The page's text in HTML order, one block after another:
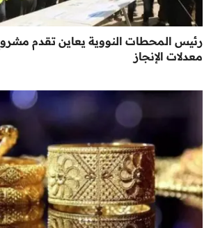
رئيس المحطات النووية يعاين تقدم
معدلات الإنجاز